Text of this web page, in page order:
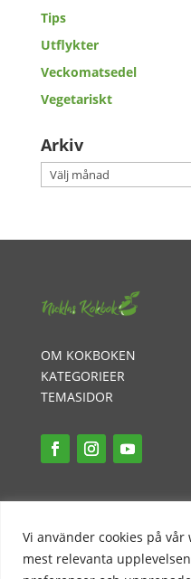
Vi använder cookies på
mest relevanta
Tips
Utflykter
Veckomatsedel
Vegetariskt
Arkiv
Arkiv
OM KOKBOKEN
KATEGORIEER
TEMASIDOR
PR-POLICY
KONTAKT